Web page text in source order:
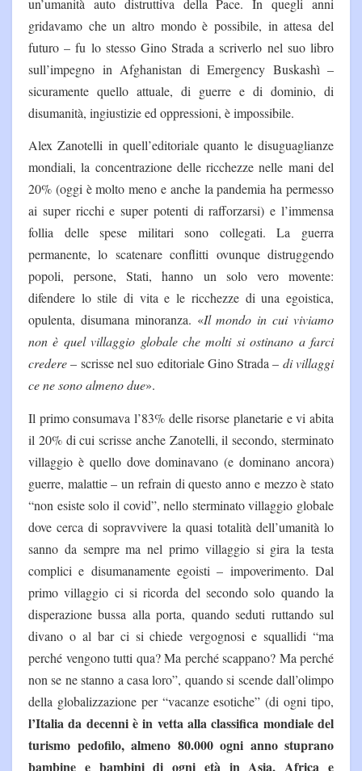
un’umanità auto distruttiva della Pace. In quegli anni
gridavamo che un altro mondo è possibile, in attesa del
futuro – fu lo stesso Gino Strada a scriverlo nel suo libro
sull’impegno in Afghanistan di Emergency Buskashì –
sicuramente quello attuale, di guerre e di dominio, di
disumanità, ingiustizie ed oppressioni, è impossibile.
Alex Zanotelli in quell’editoriale quanto le disuguaglianze
mondiali, la concentrazione delle ricchezze nelle mani del
20% (oggi è molto meno e anche la pandemia ha permesso
ai super ricchi e super potenti di rafforzarsi) e l’immensa
follia delle spese militari sono collegati. La guerra
permanente, lo scatenare conflitti ovunque distruggendo
popoli, persone, Stati, hanno un solo vero movente:
difendere lo stile di vita e le ricchezze di una egoistica,
opulenta, disumana minoranza. «Il mondo in cui viviamo
non è quel villaggio globale che molti si ostinano a farci
credere– scrisse nel suo editoriale Gino Strada – di villaggi
ce ne sono almeno due».
Il primo consumava l’83% delle risorse planetarie e vi abita
il 20% di cui scrisse anche Zanotelli, il secondo, sterminato
villaggio è quello dove dominavano (e dominano ancora)
guerre, malattie – un refrain di questo anno e mezzo è stato
“non esiste solo il covid”, nello sterminato villaggio globale
dove cerca di sopravvivere la quasi totalità dell’umanità lo
sanno da sempre ma nel primo villaggio si gira la testa
complici e disumanamente egoisti – impoverimento. Dal
primo villaggio ci si ricorda del secondo solo quando la
disperazione bussa alla porta, quando seduti ruttando sul
divano o al bar ci si chiede vergognosi e squallidi “ma
perché vengono tutti qua? Ma perché scappano? Ma perché
non se ne stanno a casa loro”, quando si scende dall’olimpo
della globalizzazione per “vacanze esotiche” (di ogni tipo,
l’Italia da decenni è in vetta alla classifica mondiale del
turismo pedofilo, almeno 80.000 ogni anno stuprano
bambine e bambini di ogni età in Asia, Africa e